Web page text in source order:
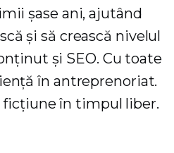
șase ani, ajutând
și să crească nivelul
și SEO. Cu toate
în antreprenoriat.
ficțiune în timpul liber.